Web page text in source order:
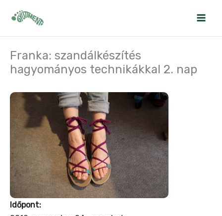
Franka: szandálkészítés
hagyományos technikákkal 2. nap
Időpont: